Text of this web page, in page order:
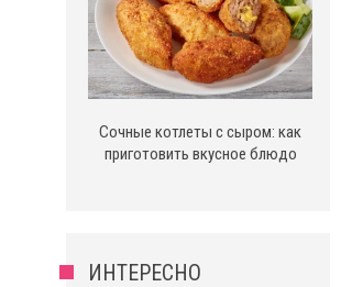
Сочные котлеты с сыром: как
приготовить вкусное блюдо
ИНТЕРЕСНО